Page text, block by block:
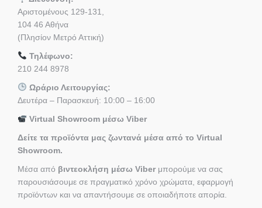
Αριστομένους 129-131,
104 46 Αθήνα
(Πλησίον Μετρό Αττική)
Τηλέφωνο:
210 244 8978
Ωράριο Λειτουργίας:
Δευτέρα – Παρασκευή: 10:00 – 16:00
Virtual Showroom μέσω Viber
Δείτε τα προϊόντα μας ζωντανά μέσα από το Virtual
Showroom.
Μέσα από βιντεοκλήση μέσω Viber μπορούμε να σας
παρουσιάσουμε σε πραγματικό χρόνο χρώματα, εφαρμογή
προϊόντων και να απαντήσουμε σε οποιαδήποτε απορία.